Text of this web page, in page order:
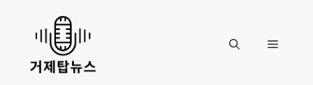
content
Menu